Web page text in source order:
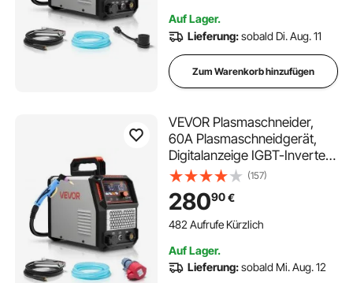
Werkstätten
Auf Lager.
Lieferung:sobald Di. Aug. 11
Zum Warenkorb hinzufügen
VEVOR Plasmaschneider,
60A Plasmaschneidgerät,
Digitalanzeige IGBT-Inverter-
Schneidemaschine mit
2T/4T-Funktion &
einstellbarer PA/PT-Zeit für
industriellen Einsatz (400V 3-
(157)
28090€
482 Aufrufe Kürzlich
Auf Lager.
Lieferung:sobald Mi. Aug. 12